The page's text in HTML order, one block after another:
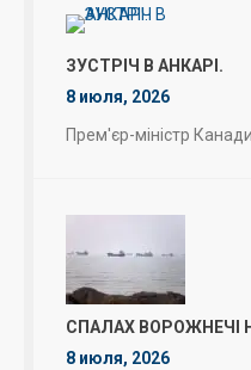
ЗУСТРІЧ В АНКАРІ.
8 июля, 2026
Прем'єр-міністр
СПАЛАХ ВОРОЖНЕЧІ
8 июля, 2026